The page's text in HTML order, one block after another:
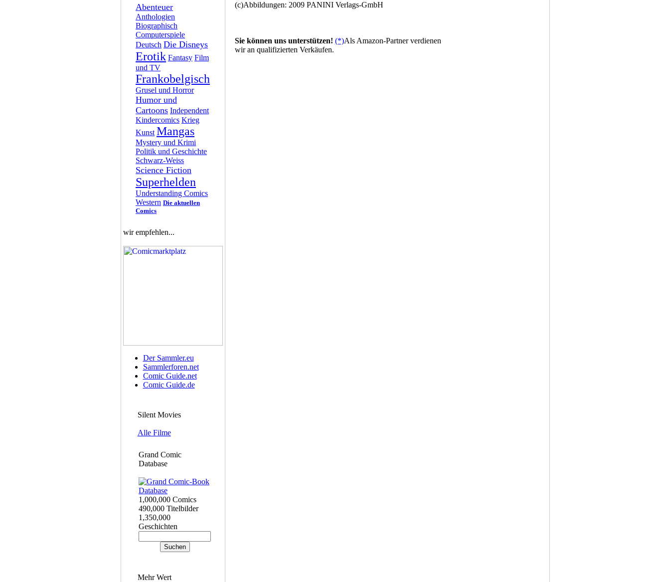
Abenteuer
Anthologien
Biographisch
Computerspiele
Deutsch Die Disneys
Erotik Fantasy Film
und TV
Frankobelgisch
Grusel und Horror
Humor und
Cartoons Independent
Kindercomics Krieg
Kunst Mangas
Mystery und Krimi
Politik und Geschichte
Schwarz-Weiss
Science Fiction
Superhelden
Understanding Comics
Western Die aktuellen
Comics
wir empfehlen...
Der Sammler.eu
Sammlerforen.net
Comic Guide.net
Comic Guide.de
Silent Movies
Alle Filme
Grand Comic
Database
1,000,000 Comics
490,000 Titelbilder
1,350,000
Geschichten
Mehr Wert
(c)Abbildungen: 2009 PANINI Verlags-GmbH
Sie können uns unterstützen! (*)Als Amazon-Partner verdienen
wir an qualifizierten Verkäufen.